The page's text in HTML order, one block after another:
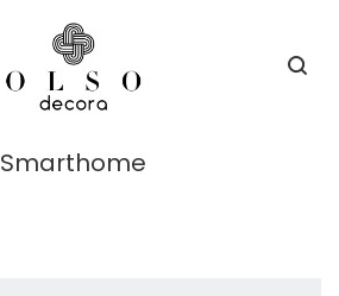
Smarthome